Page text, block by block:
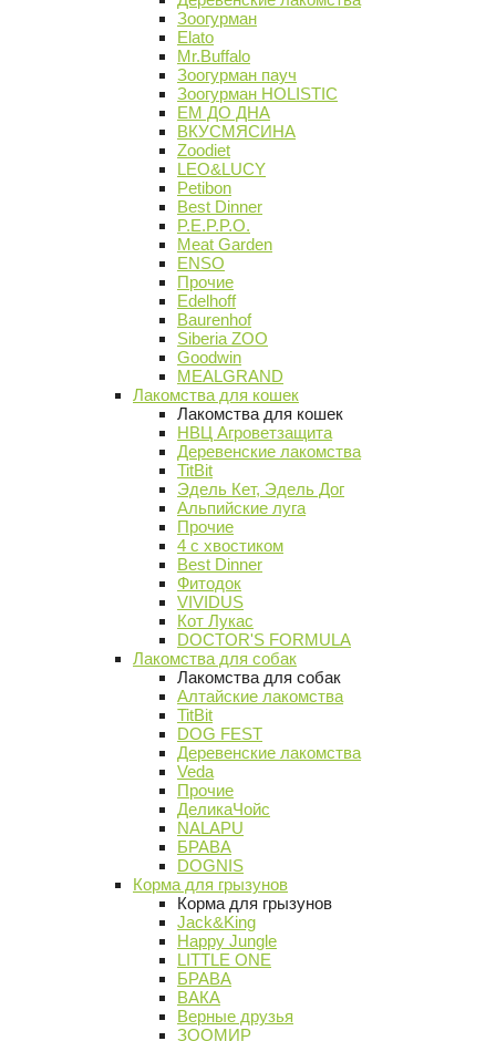
Зоогурман
Elato
Mr.Buffalo
Зоогурман пауч
Зоогурман HOLISTIC
ЕМ ДО ДНА
ВКУСМЯСИНА
Zoodiet
LEO&LUCY
Petibon
Best Dinner
P.E.P.P.O.
Meat Garden
ENSO
Прочие
Edelhoff
Baurenhof
Siberia ZOO
Goodwin
MEALGRAND
Лакомства для кошек
Лакомства для кошек
НВЦ Агроветзащита
Деревенские лакомства
TitBit
Эдель Кет, Эдель Дог
Альпийские луга
Прочие
4 с хвостиком
Best Dinner
Фитодок
VIVIDUS
Кот Лукас
DOCTOR'S FORMULA
Лакомства для собак
Лакомства для собак
Алтайские лакомства
TitBit
DOG FEST
Деревенские лакомства
Veda
Прочие
ДеликаЧойс
NALAPU
БРАВА
DOGNIS
Корма для грызунов
Корма для грызунов
Jack&King
Happy Jungle
LITTLE ONE
БРАВА
ВАКА
Верные друзья
ЗООМИР